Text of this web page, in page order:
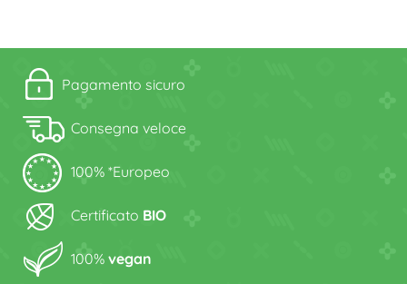
Pagamento sicuro
Consegna veloce
100% *Europeo
Certificato BIO
100% vegan